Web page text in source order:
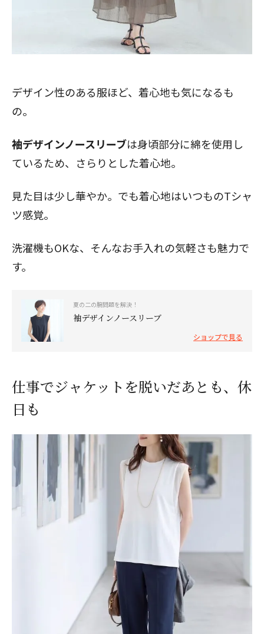
デザイン性のある服ほど、着心地も気になるも
の。
袖デザインノースリーブは身頃部分に綿を使用し
ているため、さらりとした着心地。
見た目は少し華やか。でも着心地はいつものTシャ
ツ感覚。
洗濯機もOKな、そんなお手入れの気軽さも魅力で
す。
夏の二の腕問題を解決！
袖デザインノースリーブ
ショップで見る
仕事でジャケットを脱いだあとも、休
日も